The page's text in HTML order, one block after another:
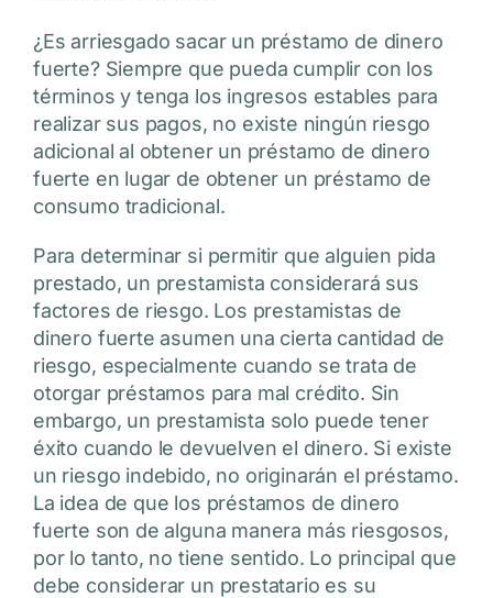
¿Es arriesgado sacar un préstamo de dinero
fuerte? Siempre que pueda cumplir con los
términos y tenga los ingresos estables para
realizar sus pagos, no existe ningún riesgo
adicional al obtener un préstamo de dinero
fuerte en lugar de obtener un préstamo de
consumo tradicional.
Para determinar si permitir que alguien pida
prestado, un prestamista considerará sus
factores de riesgo. Los prestamistas de
dinero fuerte asumen una cierta cantidad de
riesgo, especialmente cuando se trata de
otorgar préstamos para mal crédito. Sin
embargo, un prestamista solo puede tener
éxito cuando le devuelven el dinero. Si existe
un riesgo indebido, no originarán el préstamo.
La idea de que los préstamos de dinero
fuerte son de alguna manera más riesgosos,
por lo tanto, no tiene sentido. Lo principal que
debe considerar un prestatario es su